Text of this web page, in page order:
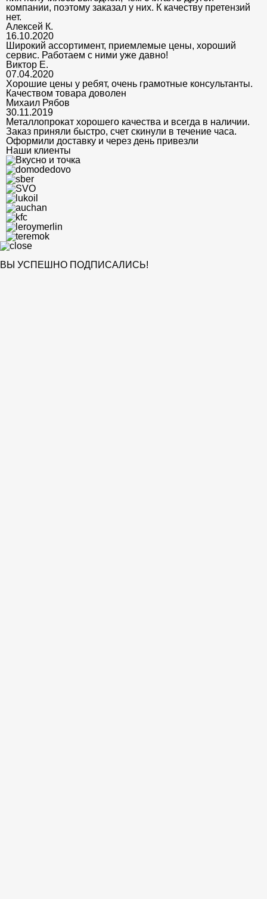
компании, поэтому заказал у них. К качеству претензий
нет.
Алексей К.
16.10.2020
Широкий ассортимент, приемлемые цены, хороший
сервис. Работаем с ними уже давно!
Виктор Е.
07.04.2020
Хорошие цены у ребят, очень грамотные консультанты.
Качеством товара доволен
Михаил Рябов
30.11.2019
Металлопрокат хорошего качества и всегда в наличии.
Заказ приняли быстро, счет скинули в течение часа.
Оформили доставку и через день привезли
Наши клиенты
ВЫ УСПЕШНО ПОДПИСАЛИСЬ!